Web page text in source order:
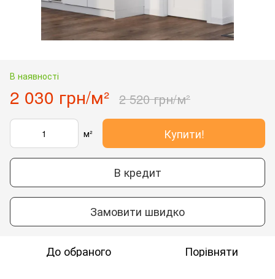
В наявності
2 030 грн/м² 2 520 грн/м²
м² Купити!
В кредит
Замовити швидко
До обраного Порівняти